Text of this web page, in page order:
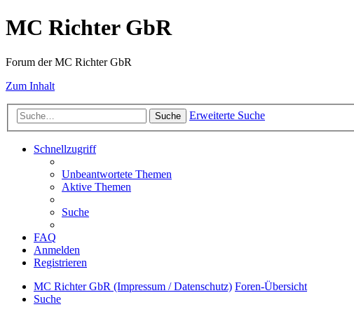
MC Richter GbR
Forum der MC Richter GbR
Zum Inhalt
Suche Erweiterte Suche
Schnellzugriff
Unbeantwortete Themen
Aktive Themen
Suche
FAQ
Anmelden
Registrieren
MC Richter GbR (Impressum / Datenschutz) Foren-Übersicht
Suche